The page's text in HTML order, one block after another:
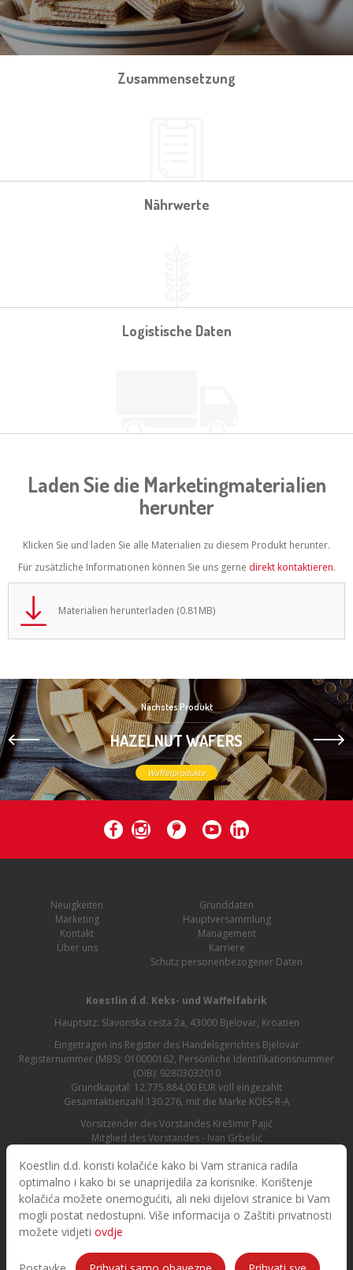
Koestlin d.d. koristi kolačiće kako bi Vam stranica radila
optimalno i kako bi se unaprijedila za korisnike. Korištenje
kolačića možete onemogućiti, ali neki dijelovi stranice bi Vam
mogli postat nedostupni. Više informacija o Zaštiti privatnosti
možete vidjeti ovdje
Zusammensetzung
Nährwerte
Logistische Daten
Laden Sie die Marketingmaterialien
herunter
Klicken Sie und laden Sie alle Materialien zu diesem Produkt herunter.
Für zusätzliche Informationen können Sie uns gerne direkt kontaktieren.
Materialien herunterladen (0.81MB)
Nächstes Produkt
HAZELNUT WAFERS
Waffelprodukte
Neuigkeiten
Marketing
Kontakt
Über uns
Grunddaten
Hauptversammlung
Management
Karriere
Schutz personenbezogener Daten
Koestlin d.d. Keks- und Waffelfabrik
Hauptsitz: Slavonska cesta 2a, 43000 Bjelovar, Kroatien
Eingetragen ins Register des Handelsgerichtes Bjelovar
Registernummer (MBS): 010000162, Persönliche Identifikationsnummer
(OIB): 92803032010
Grundkapital: 12.775.884,00 EUR voll eingezahlt
Gesamtaktienzahl 130.276, mit die Marke KOES-R-A
Vorsitzender des Vorstandes Krešimir Pajić
Mitglied des Vorstandes - Ivan Grbešić
© 2026. Koestlin. Alle Rechte vorbehalten.
Designed and developed by